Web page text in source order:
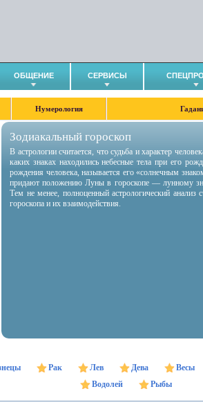
ОБЩЕНИЕ СЕРВИСЫ
Нумерология
Зодиакальный гороскоп
В астрологии считается, что судьба и характер
каких знаках находились небесные тела при его
рождения человека, называется его «солнечным
придают положению Луны в гороскопе — лунному
Тем не менее, полноценный астрологический
гороскопа и их взаимодействия.
Рак Лев Дева Весы
Водолей
Рыбы